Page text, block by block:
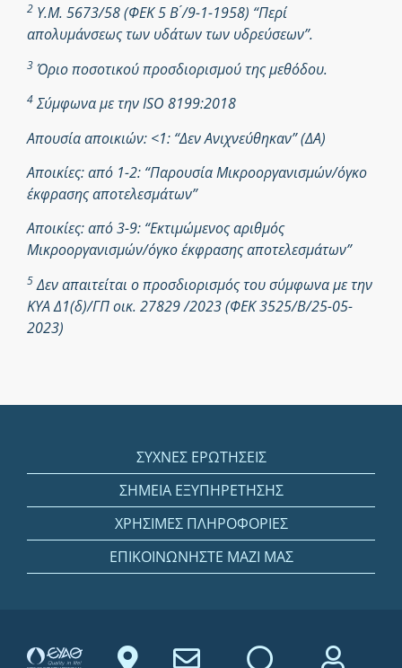
2 Υ.Μ. 5673/58 (ΦΕΚ 5 Β ́/9-1-1958) “Περί
απολυμάνσεως των υδάτων των υδρεύσεων”.
3 Όριο ποσοτικού προσδιορισμού της μεθόδου.
4Σύμφωνα με την ISO 8199:2018
Απουσία αποικιών: <1: “Δεν Ανιχνεύθηκαν” (ΔΑ)
Αποικίες: από 1-2: “Παρουσία Μικροοργανισμών/όγκο
έκφρασης αποτελεσμάτων”
Αποικίες: από 3-9: “Εκτιμώμενος αριθμός
Μικροοργανισμών/όγκο έκφρασης αποτελεσμάτων”
5Δεν απαιτείται ο προσδιορισμός του σύμφωνα με την
ΚΥΑ Δ1(δ)/ΓΠ οικ. 27829 /2023 (ΦΕΚ 3525/Β/25-05-
2023)
ΣΥΧΝΕΣ ΕΡΩΤΗΣΕΙΣ
ΣΗΜΕΙΑ ΕΞΥΠΗΡΕΤΗΣΗΣ
ΧΡΗΣΙΜΕΣ ΠΛΗΡΟΦΟΡΙΕΣ
ΕΠΙΚΟΙΝΩΝΗΣΤΕ ΜΑΖΙ ΜΑΣ